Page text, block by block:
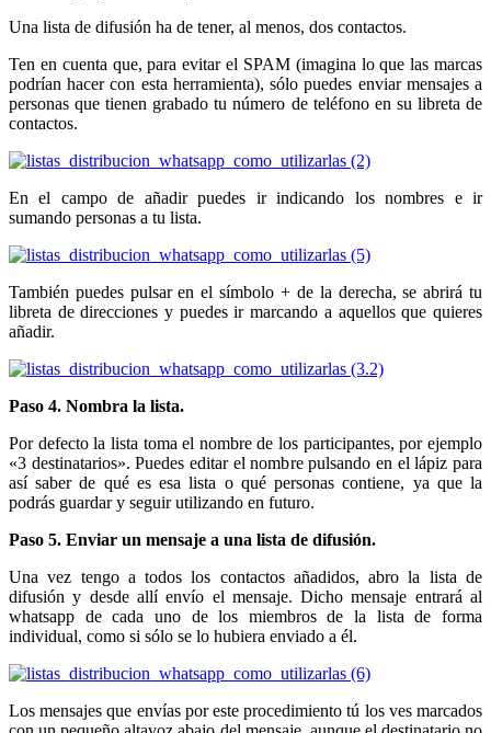
Una lista de difusión ha de tener, al menos, dos contactos.
Ten en cuenta que, para evitar el SPAM (imagina lo que las marcas
podrían hacer con esta herramienta), sólo puedes enviar mensajes a
personas que tienen grabado tu número de teléfono en su libreta de
contactos.
En el campo de añadir puedes ir indicando los nombres e ir
sumando personas a tu lista.
También puedes pulsar en el símbolo + de la derecha, se abrirá tu
libreta de direcciones y puedes ir marcando a aquellos que quieres
añadir.
Paso 4. Nombra la lista.
Por defecto la lista toma el nombre de los participantes, por ejemplo
«3 destinatarios». Puedes editar el nombre pulsando en el lápiz para
así saber de qué es esa lista o qué personas contiene, ya que la
podrás guardar y seguir utilizando en futuro.
Paso 5. Enviar un mensaje a una lista de difusión.
Una vez tengo a todos los contactos añadidos, abro la lista de
difusión y desde allí envío el mensaje. Dicho mensaje entrará al
whatsapp de cada uno de los miembros de la lista de forma
individual, como si sólo se lo hubiera enviado a él.
Los mensajes que envías por este procedimiento tú los ves marcados